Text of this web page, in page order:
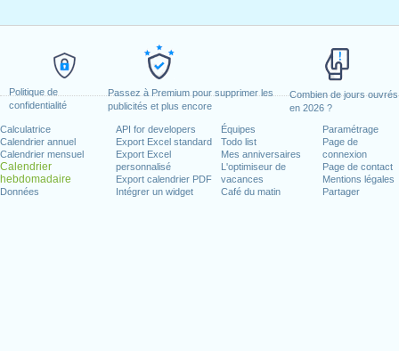
Politique de
confidentialité
Passez à Premium pour supprimer les
publicités et plus encore
Combien de jours ouvrés
en 2026 ?
Calculatrice
Calendrier annuel
Calendrier mensuel
Calendrier
hebdomadaire
Données
API for developers
Export Excel standard
Export Excel
personnalisé
Export calendrier PDF
Intégrer un widget
Équipes
Todo list
Mes anniversaires
L'optimiseur de
vacances
Café du matin
Paramétrage
Page de
connexion
Page de contact
Mentions légales
Partager